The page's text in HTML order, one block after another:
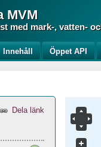
MVM
med mark-, vatten-
Innehåll Öppet API
Dela länk